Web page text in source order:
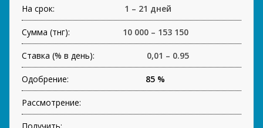
На срок: 1 – 21 дней
Сумма (тнг): 10 000 – 153 150
Ставка (% в день): 0,01 – 0.95
Одобрение: 85 %
Рассмотрение: